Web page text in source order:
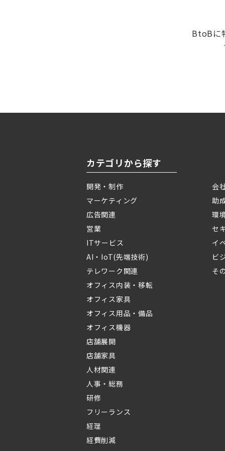
BtoBに
カテゴリから探す
開発・制作
マーケティング
広告関連
営業
ITサービス
AI・IoT(先端技術)
テレワーク関連
オフィス内装・移転
オフィス家具
オフィス用品・備品
オフィス機器
店舗展開
店舗家具
人材関連
人事・総務
研修
フリーランス
経理
経費削減
会
助
環
セ
イ
ビ
そ